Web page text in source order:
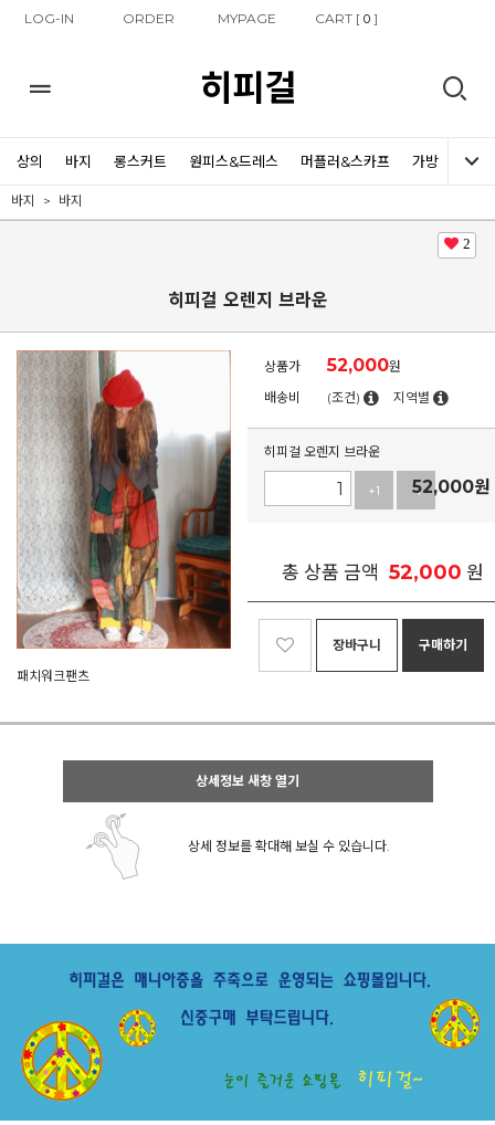
LOG-IN ORDER MYPAGE CART [0 ]
히피걸
상의 바지 롱스커트 원피스&드레스 머플러&스카프 가방 신발
바지 바지
2
히피걸 오렌지 브라운
패치워크팬츠
상품가 52,000원
배송비
(조건) 지역별
히피걸 오렌지 브라운
+1 -1
52,000원
총 상품 금액 52,000 원
장바구니 구매하기
상세정보 새창 열기
상세 정보를 확대해 보실 수 있습니다.